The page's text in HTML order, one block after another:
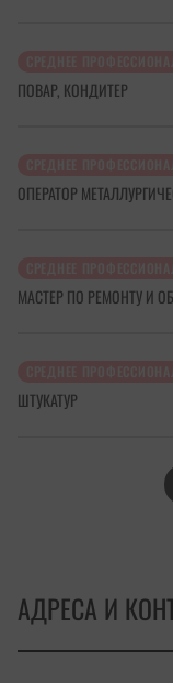
ПОВАР, КОНДИТЕР
ОПЕРАТОР
МАСТЕР ПО РЕМОНТУ И
ШТУКАТУР
АДРЕСА И